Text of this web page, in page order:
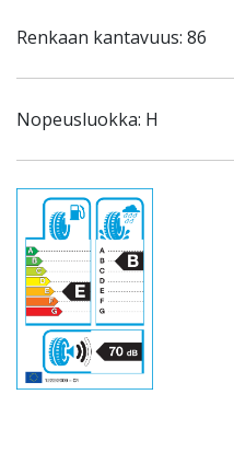
Renkaan kantavuus: 86
Nopeusluokka: H